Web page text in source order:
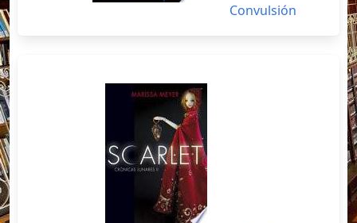
Convulsión